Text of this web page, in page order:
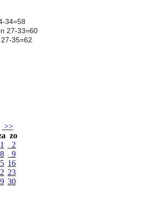
34=58
27-33=60
35=62
>>
zo
1
2
8
9
16
23
30